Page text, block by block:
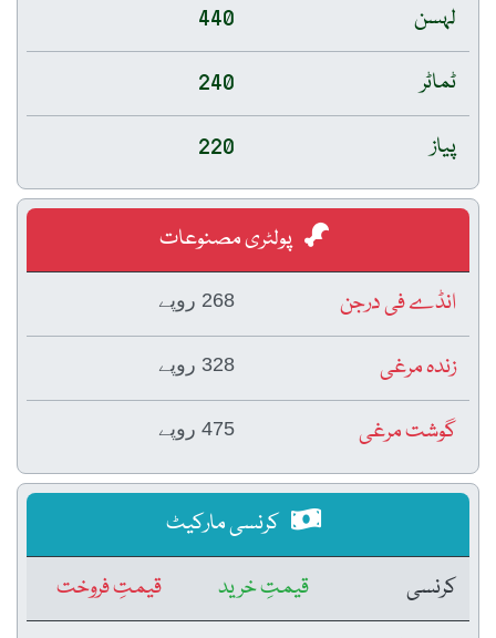
لہسن
440
ٹماٹر
240
پیاز
220
پولٹری مصنوعات
انڈے فی درجن
268 روپے
زندہ مرغی 328 روپے
گوشت مرغی 475 روپے
کرنسی مارکیٹ
کرنسی
قیمتِ خرید
قیمتِ فروخت